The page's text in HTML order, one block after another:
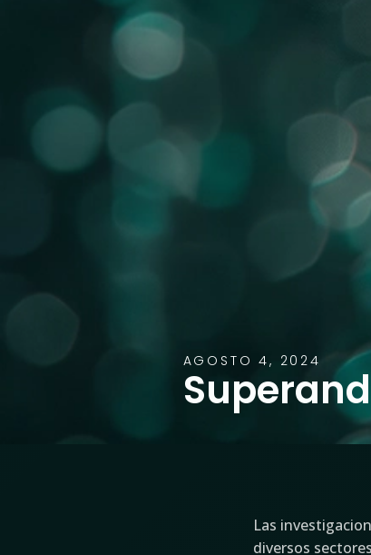
AGOSTO 4, 2024
Las
diversos